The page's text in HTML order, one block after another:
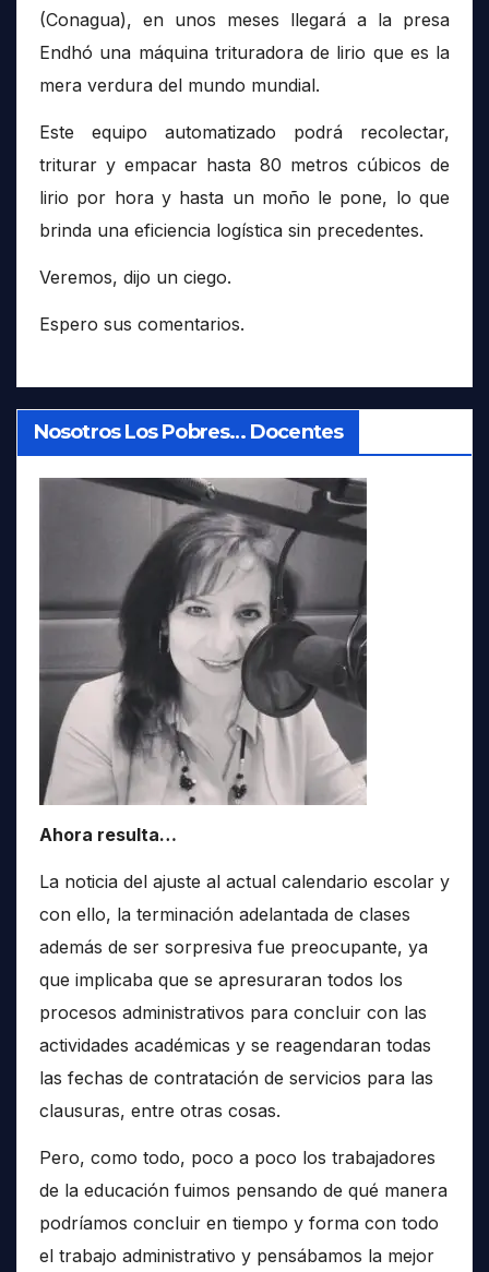
(Conagua), en unos meses llegará a la presa
Endhó una máquina trituradora de lirio que es la
mera verdura del mundo mundial.
Este equipo automatizado podrá recolectar,
triturar y empacar hasta 80 metros cúbicos de
lirio por hora y hasta un moño le pone, lo que
brinda una eficiencia logística sin precedentes.
Veremos, dijo un ciego.
Espero sus comentarios.
Nosotros Los Pobres… Docentes
Ahora resulta…
La noticia del ajuste al actual calendario escolar y
con ello, la terminación adelantada de clases
además de ser sorpresiva fue preocupante, ya
que implicaba que se apresuraran todos los
procesos administrativos para concluir con las
actividades académicas y se reagendaran todas
las fechas de contratación de servicios para las
clausuras, entre otras cosas.
Pero, como todo, poco a poco los trabajadores
de la educación fuimos pensando de qué manera
podríamos concluir en tiempo y forma con todo
el trabajo administrativo y pensábamos la mejor